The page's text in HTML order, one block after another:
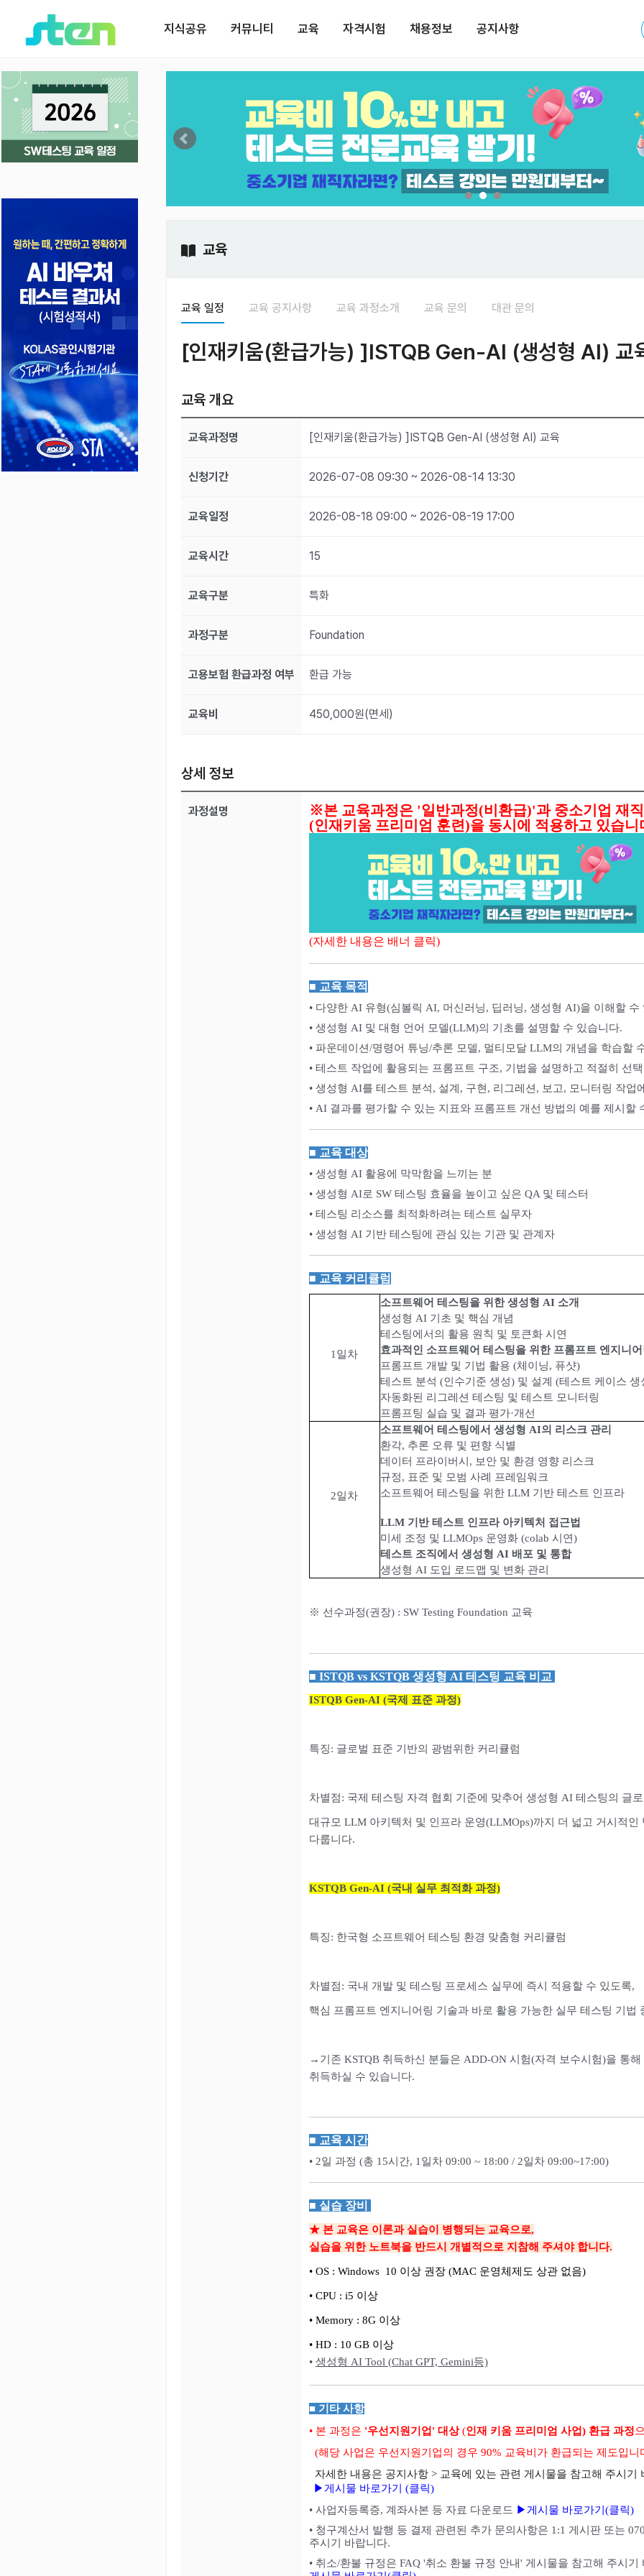
지식공유 커뮤니티 교육 자격시험 채용정보 공지사항
교육
교육 일정 교육 공지사항 교육 과정소개 교육 문의 대관 문의
[인재키움(환급가능) ]ISTQB Gen-AI (생성형 AI) 교
교육 개요
교육과정명 [인재키움(환급가능) ]ISTQB Gen-AI (생성형 AI) 교육
신청기간 2026-07-08 09:30 ~ 2026-08-14 13:30
교육일정 2026-08-18 09:00 ~ 2026-08-19 17:00
교육시간 15
교육구분 특화
과정구분 Foundation
고용보험 환급과정 여부 환급 가능
교육비 450,000원(면세)
상세 정보
과정설명 ※본 교육과정은 '일반과정(비환급)'과 중소기업 재
(인재키움 프리미엄 훈련)을 동시에 적용하고 있습니
(자세한 내용은 배너 클릭)
■ 교육 목적
• 다양한 AI 유형(심볼릭 AI, 머신러닝, 딥러닝, 생성형 AI)을 이해할 수
• 생성형 AI 및 대형 언어 모델(LLM)의 기초를 설명할 수 있습니다.
• 파운데이션/명령어 튜닝/추론 모델, 멀티모달 LLM의 개념을 학습할
• 테스트 작업에 활용되는 프롬프트 구조, 기법을 설명하고 적절히 선
• 생성형 AI를 테스트 분석, 설계, 구현, 리그레션, 보고, 모니터링 작업
• AI 결과를 평가할 수 있는 지표와 프롬프트 개선 방법의 예를 제시할
■ 교육 대상
• 생성형 AI 활용에 막막함을 느끼는 분
• 생성형 AI로 SW 테스팅 효율을 높이고 싶은 QA 및 테스터
• 테스팅 리소스를 최적화하려는 테스트 실무자
• 생성형 AI 기반 테스팅에 관심 있는 기관 및 관계자
■ 교육 커리큘럼
1일차
소프트웨어 테스팅을 위한 생성형 AI 소개
생성형 AI 기초 및 핵심 개념
테스팅에서의 활용 원칙 및 토큰화 시연
효과적인 소프트웨어 테스팅을 위한 프롬프트 엔지니
프롬프트 개발 및 기법 활용 (체이닝, 퓨샷)
테스트 분석 (인수기준 생성) 및 설계 (테스트 케이스 생
자동화된 리그레션 테스팅 및 테스트 모니터링
프롬프팅 실습 및 결과 평가·개선
2일차
소프트웨어 테스팅에서 생성형 AI의 리스크 관리
환각, 추론 오류 및 편향 식별
데이터 프라이버시, 보안 및 환경 영향 리스크
규정, 표준 및 모범 사례 프레임워크
소프트웨어 테스팅을 위한 LLM 기반 테스트 인프라
LLM 기반 테스트 인프라 아키텍처 접근법
미세 조정 및 LLMOps 운영화 (colab 시연)
테스트 조직에서 생성형 AI 배포 및 통합
생성형 AI 도입 로드맵 및 변화 관리
※ 선수과정(권장) : SWTesting Foundation 교육
■ ISTQB vs KSTQB 생성형 AI 테스팅 교육 비교
ISTQB Gen-AI (국제 표준 과정)
특징: 글로벌 표준 기반의 광범위한 커리큘럼
차별점: 국제 테스팅 자격 협회 기준에 맞추어 생성형 AI 테스팅의 글
대규모 LLM 아키텍처 및 인프라 운영(LLMOps)까지 더 넓고 거시적인
다룹니다.
KSTQB Gen-AI (국내 실무 최적화 과정)
특징: 한국형 소프트웨어 테스팅 환경 맞춤형 커리큘럼
차별점: 국내 개발 및 테스팅 프로세스 실무에 즉시 적용할 수 있도록,
핵심 프롬프트 엔지니어링 기술과 바로 활용 가능한 실무 테스팅 기법
→기존 KSTQB 취득하신 분들은 ADD-ON 시험(자격 보수시험)을 통
취득하실 수 있습니다.
■ 교육 시간
• 2일 과정 (총 15시간, 1일차 09:00 ~ 18:00 / 2일차 09:00~17:00)
■ 실습 장비
★ 본 교육은 이론과 실습이 병행되는 교육으로,
실습을 위한 노트북을 반드시 개별적으로 지참해 주셔야 합니다.
• OS : Windows 10 이상 권장 (MAC 운영체제도 상관 없음)
• CPU : i5 이상
• Memory : 8G 이상
• HD : 10 GB 이상
• 생성형 AI Tool (Chat GPT, Gemini등)
■ 기타 사항
• 본 과정은 '우선지원기업' 대상(인재 키움 프리미엄 사업) 환급 과정
(해당 사업은 우선지원기업의 경우 90% 교육비가 환급되는 제도입니
자세한 내용은 공지사항 > 교육에 있는 관련 게시물을 참고해 주시기
▶게시물 바로가기 (클릭)
• 사업자등록증, 계좌사본 등 자료 다운로드 ▶게시물 바로가기 (클릭)
• 청구계산서 발행 등 결제 관련된 추가 문의사항은 1:1 게시판 또는
주시기 바랍니다.
• 취소/환불 규정은 FAQ '취소 환불 규정 안내' 게시물을 참고해 주시